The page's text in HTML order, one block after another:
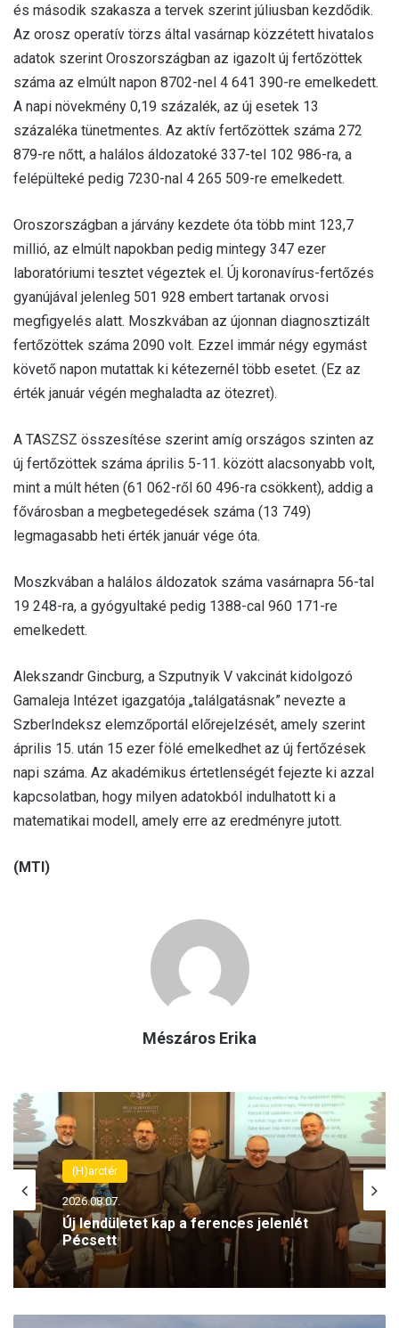
és második szakasza a tervek szerint júliusban kezdődik.
Az orosz operatív törzs által vasárnap közzétett hivatalos
adatok szerint Oroszországban az igazolt új fertőzöttek
száma az elmúlt napon 8702-nel 4 641 390-re emelkedett.
A napi növekmény 0,19 százalék, az új esetek 13
százaléka tünetmentes. Az aktív fertőzöttek száma 272
879-re nőtt, a halálos áldozatoké 337-tel 102 986-ra, a
felépülteké pedig 7230-nal 4 265 509-re emelkedett.
Oroszországban a járvány kezdete óta több mint 123,7
millió, az elmúlt napokban pedig mintegy 347 ezer
laboratóriumi tesztet végeztek el. Új koronavírus-fertőzés
gyanújával jelenleg 501 928 embert tartanak orvosi
megfigyelés alatt. Moszkvában az újonnan diagnosztizált
fertőzöttek száma 2090 volt. Ezzel immár négy egymást
követő napon mutattak ki kétezernél több esetet. (Ez az
érték január végén meghaladta az ötezret).
A TASZSZ összesítése szerint amíg országos szinten az
új fertőzöttek száma április 5-11. között alacsonyabb volt,
mint a múlt héten (61 062-ről 60 496-ra csökkent), addig a
fővárosban a megbetegedések száma (13 749)
legmagasabb heti érték január vége óta.
Moszkvában a halálos áldozatok száma vasárnapra 56-tal
19 248-ra, a gyógyultaké pedig 1388-cal 960 171-re
emelkedett.
Alekszandr Gincburg, a Szputnyik V vakcinát kidolgozó
Gamaleja Intézet igazgatója „találgatásnak” nevezte a
SzberIndeksz elemzőportál előrejelzését, amely szerint
április 15. után 15 ezer fölé emelkedhet az új fertőzések
napi száma. Az akadémikus értetlenségét fejezte ki azzal
kapcsolatban, hogy milyen adatokból indulhatott ki a
matematikai modell, amely erre az eredményre jutott.
(MTI)
Mészáros Erika
(H)arctér
2026.08.07.
Új lendületet kap a ferences jelenlét
Pécsett